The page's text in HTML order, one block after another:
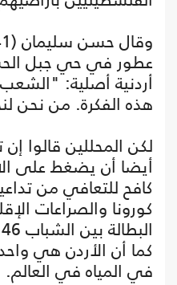
عطور في حي جبل
أردنية أصلية:
هذه الفكرة. من نحن
لكن المحللين قالوا
أيضا أن يضغط على
كافح للتعافي من
كورونا والصراعات
كما أن الأردن هي
في المياه في العالم.